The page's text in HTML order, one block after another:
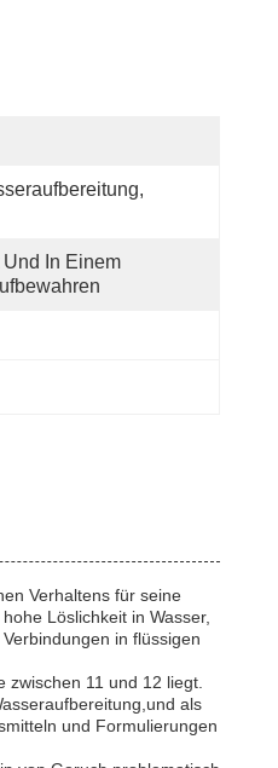
In Einem
Verhaltens für seine
Löslichkeit in Wasser,
in flüssigen
11 und 12 liegt.
als
und Formulierungen